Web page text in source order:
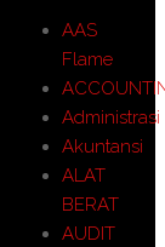
AAS
Flame
Administrasi
Akuntansi
ALAT
BERAT
AUDIT